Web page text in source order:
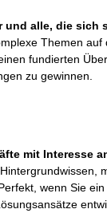
und alle, die sich
Themen
fundierten
zu gewinnen.
mit Interesse
wenn Sie